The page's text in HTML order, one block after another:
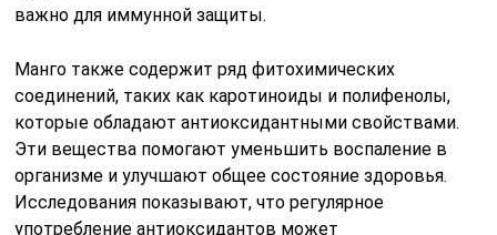
важно для иммунной защиты.
Манго также содержит ряд фитохимических
соединений, таких как каротиноиды и полифенолы,
которые обладают антиоксидантными свойствами.
Эти вещества помогают уменьшить воспаление в
организме и улучшают общее состояние здоровья.
Исследования показывают, что регулярное
употребление антиоксидантов может